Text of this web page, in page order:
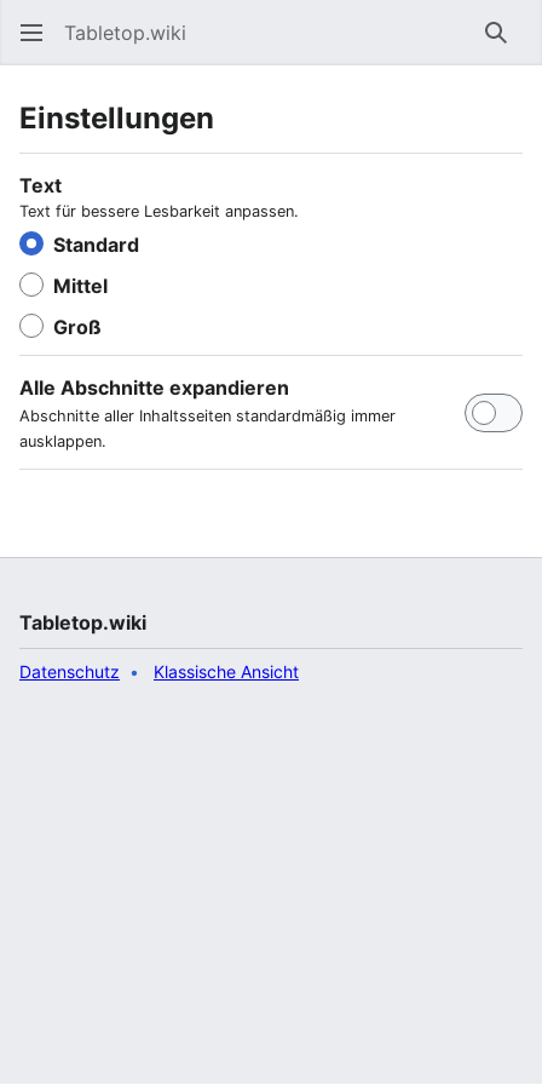
Tabletop.wiki
Einstellungen
Text
Text für bessere Lesbarkeit anpassen.
Standard
Mittel
Groß
Alle Abschnitte expandieren
Abschnitte aller Inhaltsseiten standardmäßig immer
ausklappen.
Tabletop.wiki
Datenschutz Klassische Ansicht